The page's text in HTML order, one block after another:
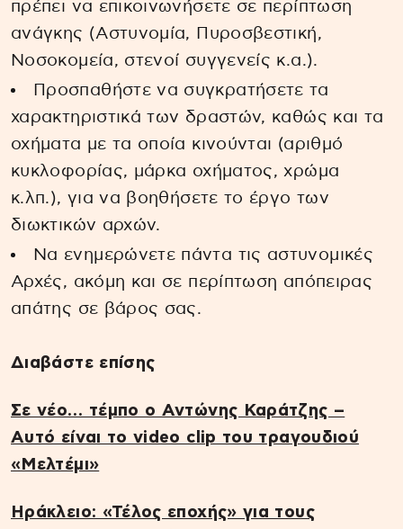
πρέπει να επικοινωνήσετε σε περίπτωση
ανάγκης (Αστυνομία, Πυροσβεστική,
Νοσοκομεία, στενοί συγγενείς κ.α.).
Προσπαθήστε να συγκρατήσετε τα
χαρακτηριστικά των δραστών, καθώς και τα
οχήματα με τα οποία κινούνται (αριθμό
κυκλοφορίας, μάρκα οχήματος, χρώμα
κ.λπ.), για να βοηθήσετε το έργο των
διωκτικών αρχών.
Να ενημερώνετε πάντα τις αστυνομικές
Αρχές, ακόμη και σε περίπτωση απόπειρας
απάτης σε βάρος σας.
Διαβάστε επίσης
Σε νέο… τέμπο ο Αντώνης Καράτζης –
Αυτό είναι το video clip του τραγουδιού
«Μελτέμι»
Ηράκλειο: «Τέλος εποχής» για τους